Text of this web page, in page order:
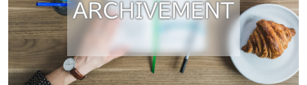
ARCHIVEMENT